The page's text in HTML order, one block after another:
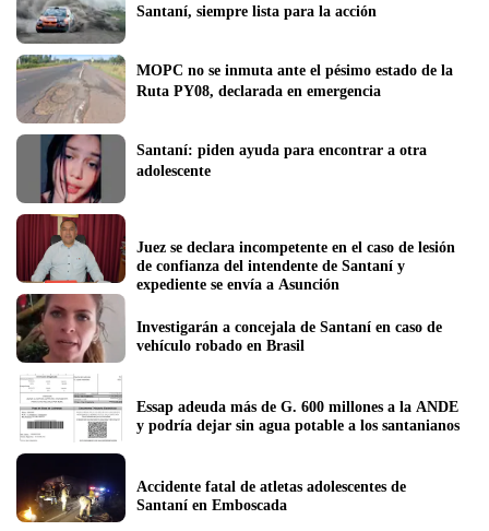
Santaní, siempre lista para la acción
MOPC no se inmuta ante el pésimo estado de la
Ruta PY08, declarada en emergencia
Santaní: piden ayuda para encontrar a otra
adolescente
Juez se declara incompetente en el caso de lesión
de confianza del intendente de Santaní y
expediente se envía a Asunción
Investigarán a concejala de Santaní en caso de
vehículo robado en Brasil
Essap adeuda más de G. 600 millones a la ANDE
y podría dejar sin agua potable a los santanianos
Accidente fatal de atletas adolescentes de
Santaní en Emboscada